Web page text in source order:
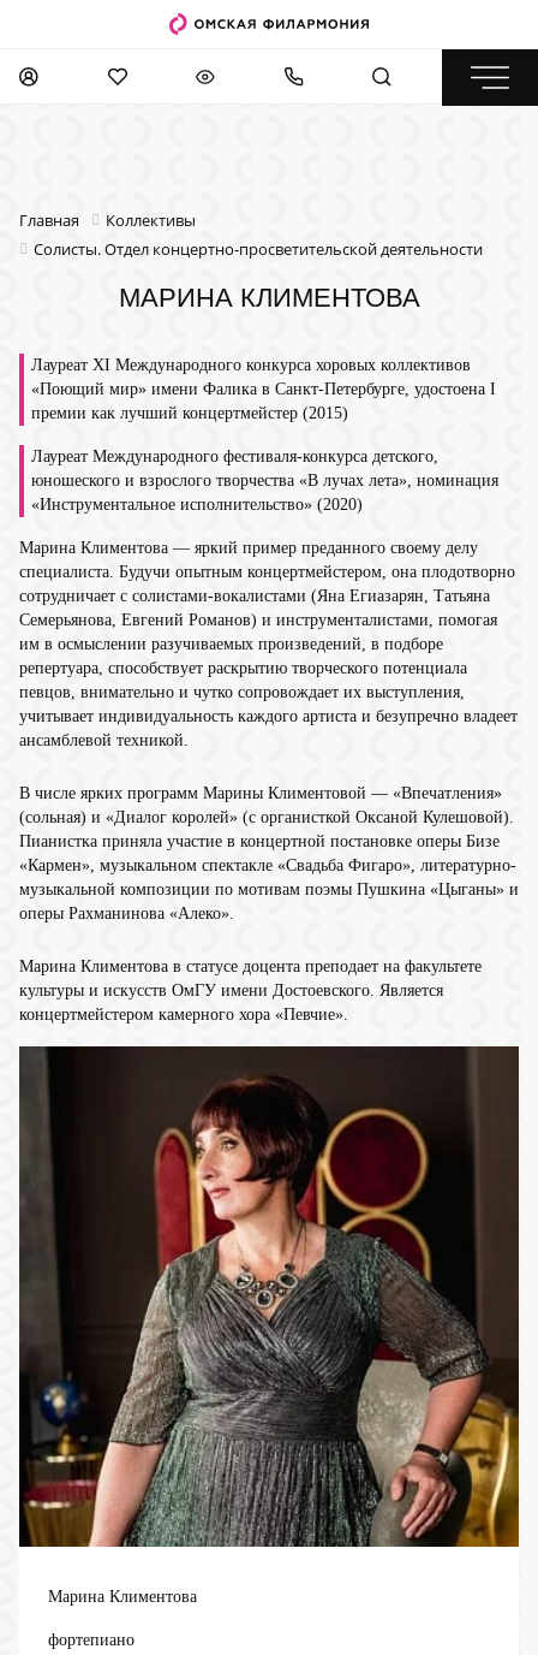
Главная
Коллективы
Солисты. Отдел концертно-просветительской деятельности
МАРИНА КЛИМЕНТОВА
Лауреат XI Международного конкурса хоровых коллективов
«Поющий мир» имени Фалика в Санкт-Петербурге, удостоена I
премии как лучший концертмейстер (2015)
Лауреат Международного фестиваля-конкурса детского,
юношеского и взрослого творчества «В лучах лета», номинация
«Инструментальное исполнительство» (2020)
Марина Климентова — яркий пример преданного своему делу
специалиста. Будучи опытным концертмейстером, она плодотворно
сотрудничает с солистами-вокалистами (Яна Егиазарян, Татьяна
Семерьянова, Евгений Романов) и инструменталистами, помогая
им в осмыслении разучиваемых произведений, в подборе
репертуара, способствует раскрытию творческого потенциала
певцов, внимательно и чутко сопровождает их выступления,
учитывает индивидуальность каждого артиста и безупречно владеет
ансамблевой техникой.
В числе ярких программ Марины Климентовой — «Впечатления»
(сольная) и «Диалог королей» (с органисткой Оксаной Кулешовой).
Пианистка приняла участие в концертной постановке оперы Бизе
«Кармен», музыкальном спектакле «Свадьба Фигаро», литературно-
музыкальной композиции по мотивам поэмы Пушкина «Цыганы» и
оперы Рахманинова «Алеко».
Марина Климентова в статусе доцента преподает на факультете
культуры и искусств ОмГУ имени Достоевского. Является
концертмейстером камерного хора «Певчие».
Марина Климентова
фортепиано